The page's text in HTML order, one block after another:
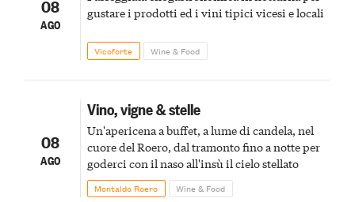
08
AGO
gustare i prodotti ed i vini tipici vicesi e locali
Vicoforte Wine & Food
08
AGO
Vino, vigne & stelle
Un'apericena a buffet, a lume di candela, nel
cuore del Roero, dal tramonto fino a notte per
goderci con il naso all'insù il cielo stellato
Montaldo Roero Wine & Food